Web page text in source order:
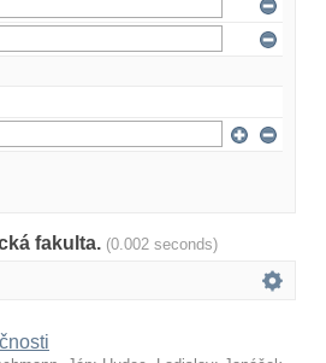
fakulta. (0.002 seconds)